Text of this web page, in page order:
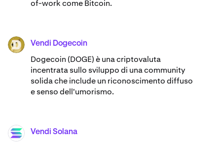
of-work come Bitcoin.
DOGE Vendi Dogecoin
Dogecoin (DOGE) è una criptovaluta
incentrata sullo sviluppo di una community
solida che include un riconoscimento diffuso
e senso dell'umorismo.
SOL Vendi Solana